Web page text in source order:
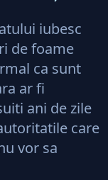
şi cine i-
iubesc
de foame
ca sunt
ar fi
ani de zile
care
vor sa